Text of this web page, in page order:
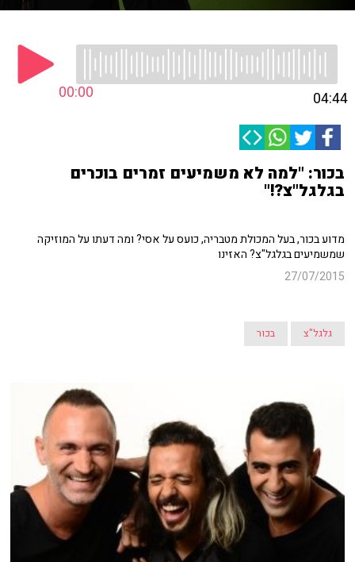
00:00 04:44
בכור: "למה לא משמיעים זמרים בוכרים
בגלגל"צ?!"
מדוע בכור, בעל המכולת מטבריה, כועס על אסי? ומה דעתו על המוזיקה
שמשמיעים בגלגל"צ? האזינו
27/07/2015
גלגל"צ בכור